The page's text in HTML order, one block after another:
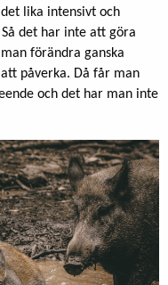
lika intensivt och
det har inte att göra
förändra ganska
påverka. Då får man
och det har man inte